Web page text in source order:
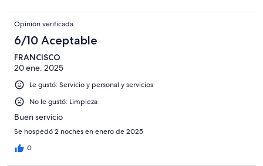
Opinión verificada
6/10 Aceptable
FRANCISCO
20 ene. 2025
Le gustó: Servicio y personal y servicios
No le gustó: Limpieza
Buen servicio
Se hospedó 2 noches en enero de 2025
0